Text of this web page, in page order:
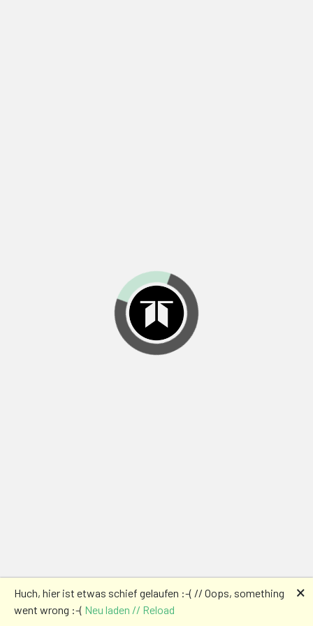
Huch, hier ist etwas schief gelaufen :-( // Oops, something
went wrong :-( Neu laden // Reload
🗙